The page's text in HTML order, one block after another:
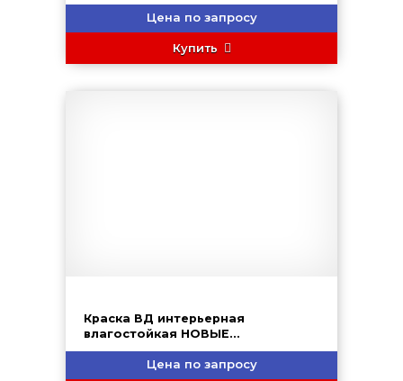
Цена по запросу
Купить
Краска ВД интерьерная
влагостойкая НОВЫЕ
ТЕХНОЛОГИИ (ВД-АК-2180)
Цена по запросу